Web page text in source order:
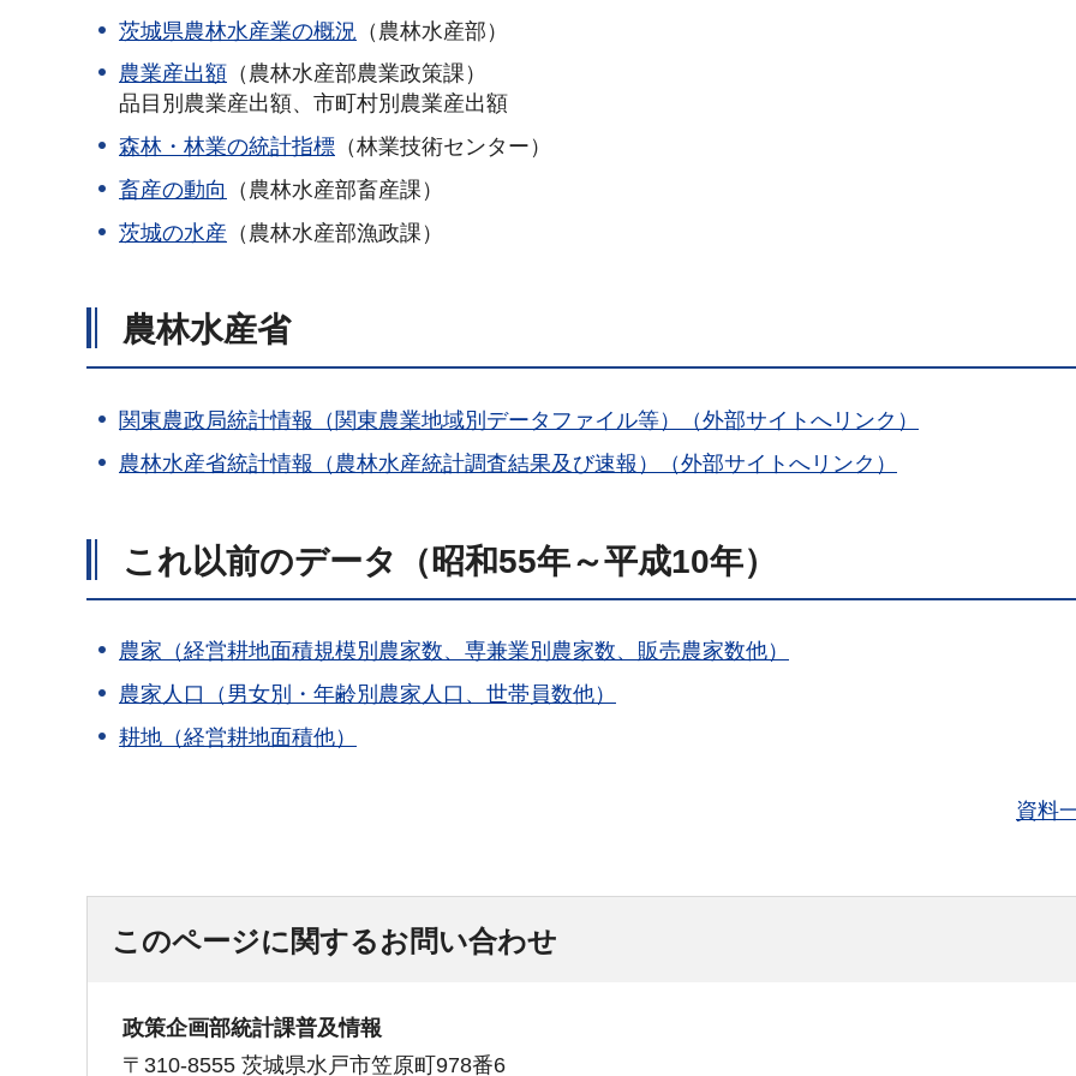
茨城県農林水産業の概況 （農林水産部）
農業産出額 （農林水産部農業政策課）
品目別農業産出額、市町村別農業産出額
森林・林業の統計指標 （林業技術センター）
畜産の動向
（農林水産部畜産課）
茨城の水産 （農林水産部漁政課）
農林水産省
関東農政局統計情報（関東農業地域別データファイル等）（外部サイトへリンク）
農林水産省統計情報（農林水産統計調査結果及び速報）（外部サイトへリンク）
これ以前のデータ（昭和55年～平成10年）
農家（経営耕地面積規模別農家数、専兼業別農家数、販売農家数他）
農家人口（男女別・年齢別農家人口、世帯員数他）
耕地（経営耕地面積他）
資料
このページに関するお問い合わせ
政策企画部統計課普及情報
〒310-8555 茨城県水戸市笠原町978番6